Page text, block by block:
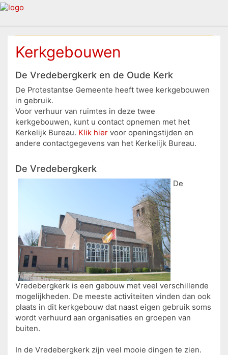
Kerkgebouwen
De Vredebergkerk en de Oude Kerk
De Protestantse Gemeente heeft twee kerkgebouwen
in gebruik.
Voor verhuur van ruimtes in deze twee
kerkgebouwen, kunt u contact opnemen met het
Kerkelijk Bureau. Klik hier voor openingstijden en
andere contactgegevens van het Kerkelijk Bureau.
De Vredebergkerk
De
Vredebergkerk is een gebouw met veel verschillende
mogelijkheden. De meeste activiteiten vinden dan ook
plaats in dit kerkgebouw dat naast eigen gebruik soms
wordt verhuurd aan organisaties en groepen van
buiten.
In de Vredebergkerk zijn veel mooie dingen te zien.